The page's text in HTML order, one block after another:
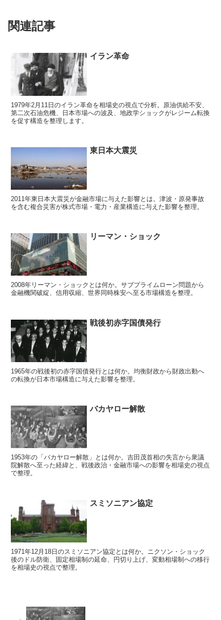
関連記事
イラン革命
1979年2月11日のイラン革命を相場史の視点で分析。原油供給不安、
第二次石油危機、日本市場への波及、地政学ショックがレジーム転換
を促す構造を整理します。
東日本大震災
2011年東日本大震災が金融市場に与えた影響とは。津波・原発事故
を含む複合災害が株式市場・電力・産業構造に与えた影響を整理。
リーマン・ショック
2008年リーマン・ショックとは何か。サブプライムローン問題から
金融機関破綻、信用収縮、世界同時株安へ至る市場構造を整理。
戦後初赤字国債発行
1965年の戦後初の赤字国債発行とは何か。均衡財政から財政出動へ
の転換が日本市場構造に与えた影響を整理。
バカヤロー解散
1953年の「バカヤロー解散」とは何か。吉田茂首相の失言から衆議
院解散へ至った経緯と、戦後政治・金融市場への影響を相場史の視点
で整理。
スミソニアン協定
1971年12月18日のスミソニアン協定とは何か。ニクソン・ショック
後のドル防衛、固定相場制の延命、円切り上げ、変動相場制への移行
を相場史の視点で整理。